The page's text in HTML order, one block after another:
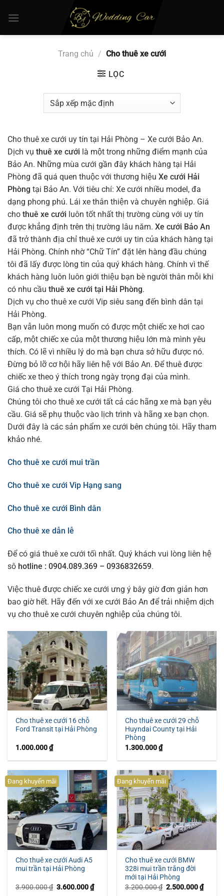
đến
Trang chủ / Cho thuê xe cưới
LỌC
Cho thuê xe cưới uy tín tại Hải Phòng – Xe cưới Bảo An.
Dịch vụ thuê xe cưới là một trong những điểm mạnh của
Bảo An. Những mùa cưới gần đây khách hàng tại Hải
Phòng đã quá quen thuộc với thương hiệu Xe cưới Hải
Phòng tại Bảo An. Với tiêu chí: Xe cưới nhiều model, đa
dạng phong phú. Lái xe thân thiện và chuyên nghiệp. Giá
cho thuê xe cưới luôn tốt nhất thị trường cùng với uy tín
được khẳng định trên thị trường lâu năm. Xe cưới Bảo An
đã trở thành địa chỉ thuê xe cưới uy tin của khách hàng tại
Hải Phòng. Chính nhờ “Chữ Tín” đặt lên hàng đầu chúng
tôi đã lấy được lòng tin của quý khách hàng. Chính vì thế
khách hàng luôn luôn giới thiệu bạn bè người thân mỗi khi
có nhu cầu thuê xe cưới tại Hải Phòng.
Dịch vụ cho thuê xe cưới Vip siêu sang đến bình dân tại
Hải Phòng.
Bạn vẫn luôn mong muốn có được một chiếc xe hơi cao
cấp, một chiếc xe của một thương hiệu lớn mà mình yêu
thích. Có lẽ vì nhiều lý do mà bạn chưa sở hữu được nó.
Đừng bỏ lỡ cơ hội hãy liên hệ với Bảo An. Để thuê được
chiếc xe theo ý thích trong ngày trọng đại của mình.
Giá cho thuê xe cưới Tại Hải Phòng.
Chúng tôi cho thuê xe cưới tất cả các hãng xe mà bạn yêu
cầu. Giá sẽ phụ thuộc vào lịch trình và hãng xe bạn chọn.
Dưới đây là các sản phẩm xe cưới bên chúng tôi. Hãy tham
khảo nhé.
Cho thuê xe cưới mui trần
Cho thuê xe cưới Vip Hạng sang
Cho thuê xe cưới Bình dân
Cho thuê xe dẫn lễ
Để có giá thuê xe cưới tối nhất. Quý khách vui lòng liên hệ
sô hotline : 0904.089.369 – 0936832659.
Việc thuê được chiếc xe cưới ưng ý bây giờ đơn giản hơn
bao giờ hết. Hãy đến với xe cưới Bảo An để trải nhiệm dịch
vụ cho thuê xe cưới chuyên nghiệp của chúng tôi.
Cho thuê xe cưới 16 chỗ
Ford Transit tại Hải Phòng
1.000.000₫
Cho thuê xe cưới 29 chỗ
Huyndai County tại Hải
Phòng
1.300.000₫
Đang khuyến mãi
Cho thuê xe cưới Audi A5
mui trần tại Hải Phòng
3.900.000₫ Giá
3.600.000₫Giá
hiện
Đang khuyến mãi
Cho thuê xe cưới BMW
328i mui trần trắng đời
mới tại Hải Phòng
3.200.000₫ Giá
2.500.000₫Giá
hiện